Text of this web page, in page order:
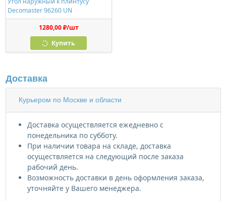
Decomaster 96260 UN
1280,00 ₽/шт
Купить
Доставка
Курьером по Москве и области
Доставка осуществляется ежедневно с
понедельника по субботу.
При наличии товара на складе, доставка
осуществляется на следующий после заказа
рабочий день.
Возможность доставки в день оформления заказа,
уточняйте у Вашего менеджера.